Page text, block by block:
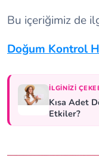
Bu içeriğimiz de
Doğum Kontrol
İLGINIZI
Kısa Adet
Etkiler?